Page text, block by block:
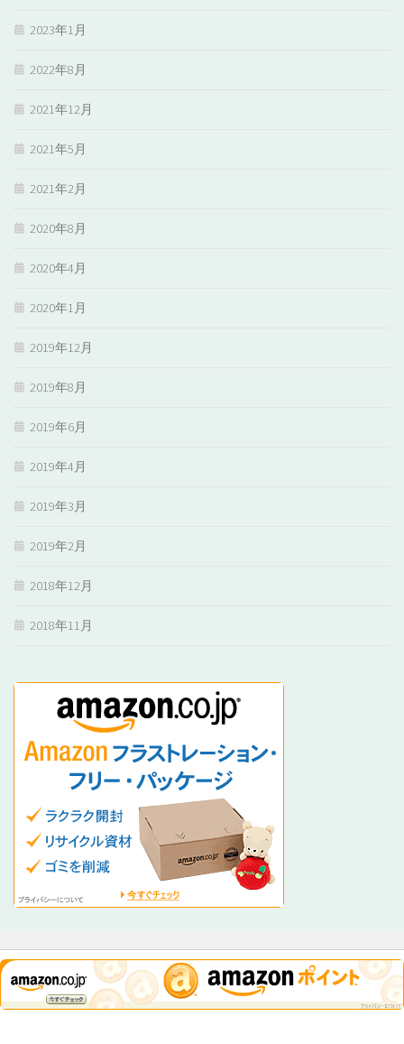
2023年1月
2022年8月
2021年12月
2021年5月
2021年2月
2020年8月
2020年4月
2020年1月
2019年12月
2019年8月
2019年6月
2019年4月
2019年3月
2019年2月
2018年12月
2018年11月